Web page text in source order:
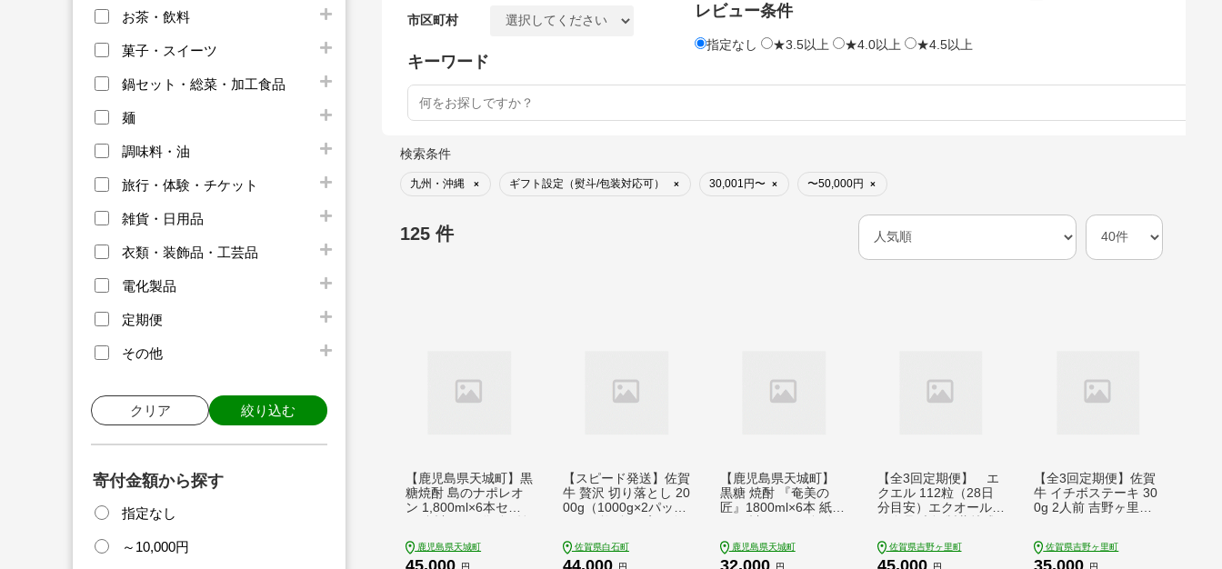
お茶・飲料
菓子・スイーツ
鍋セット・総菜・加工食品
麺
調味料・油
旅行・体験・チケット
雑貨・日用品
衣類・装飾品・工芸品
電化製品
定期便
その他
クリア 絞り込む
寄付金額から探す
指定なし
～10,000円
市区町村 レビュー条件
指定なし ★3.5以上 ★4.0以上 ★4.5以上
キーワード
検索条件
九州・沖縄 × ギフト設定（熨斗/包装対応可） × 30,001円〜 × 〜50,000円 ×
125 件
【鹿児島県天城町】黒
糖焼酎 島のナポレオ
ン 1,800ml×6本セッ
鹿児島県天城町
【スピード発送】佐賀
牛 贅沢 切り落とし 20
00g（1000g×2パッ
社いろは精肉店】 [IA
G044]
佐賀県白石町
【鹿児島県天城町】
黒糖 焼酎 『奄美の
匠』1800ml×6本 紙パ
鹿児島県天城町
【全3回定期便】 エ
クエル 112粒（28日
分目安）エクオール含
002]
佐賀県吉野ヶ里町
【全3回定期便】佐賀
牛 イチボステーキ 30
0g 2人前 吉野ヶ里町/
佐賀県吉野ヶ里町